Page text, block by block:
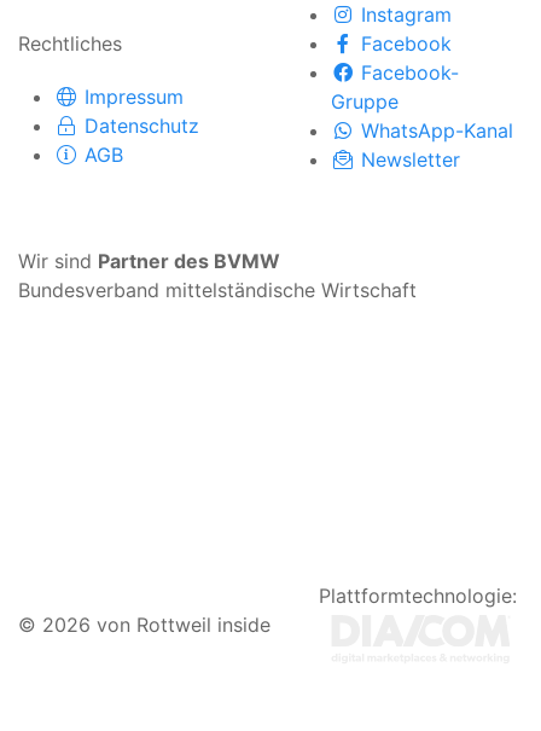
Rechtliches
Impressum
Datenschutz
AGB
Instagram
Facebook
Facebook-
Gruppe
WhatsApp-Kanal
Newsletter
Wir sind Partner des BVMW
Bundesverband mittelständische Wirtschaft
© 2026 von Rottweil inside
Plattformtechnologie: